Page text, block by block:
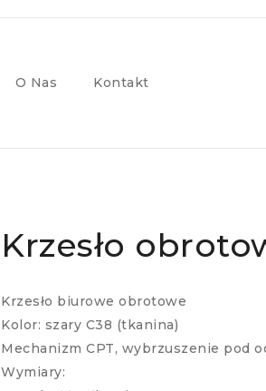
O Nas Kontakt
Krzesło
Krzesło biurowe obrotowe
Kolor: szary C38 (tkanina)
Mechanizm CPT, wybrzuszenie pod
Wymiary: